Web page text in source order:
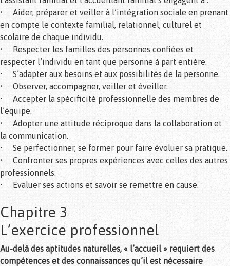
• Aider, préparer et veiller à l’intégration sociale en prenant
en compte le contexte familial, relationnel, culturel et
scolaire de chaque individu.
• Respecter les familles des personnes confiées et
respecter l’individu en tant que personne à part entière.
• S’adapter aux besoins et aux possibilités de la personne.
• Observer, accompagner, veiller et éveiller.
• Accepter la spécificité professionnelle des membres de
l’équipe.
• Adopter une attitude réciproque dans la collaboration et
la communication.
• Se perfectionner, se former pour faire évoluer sa pratique.
• Confronter ses propres expériences avec celles des autres
professionnels.
• Evaluer ses actions et savoir se remettre en cause.
Chapitre 3
L’exercice professionnel
Au-delà des aptitudes naturelles, « l’accueil » requiert des
compétences et des connaissances qu’il est nécessaire